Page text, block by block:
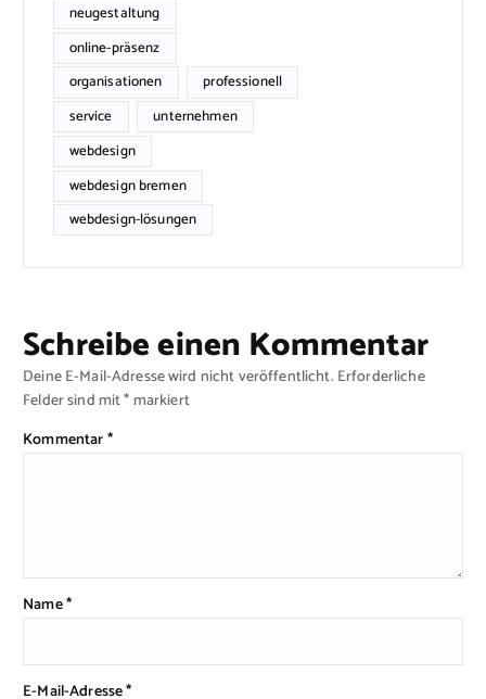
neugestaltung
online-präsenz
organisationen
professionell
service
unternehmen
webdesign
webdesign bremen
webdesign-lösungen
Schreibe einen Kommentar
Deine E-Mail-Adresse wird nicht veröffentlicht. Erforderliche
Felder sind mit*markiert
Kommentar*
Name*
E-Mail-Adresse*